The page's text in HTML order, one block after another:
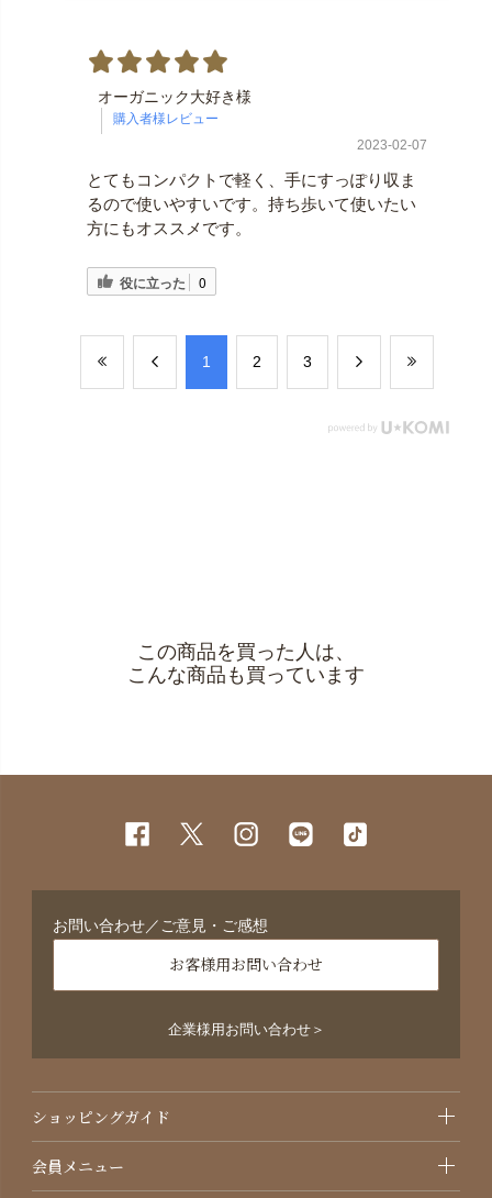
オーガニック大好き様
2023-02-07
とてもコンパクトで軽く、手にすっぽり収ま
るので使いやすいです。持ち歩いて使いたい
方にもオススメです。
役に立った 0
​1 ​2 ​3
この商品を買った人は、
こんな商品も買っています
お問い合わせ／ご意見・ご感想
お客様用お問い合わせ
企業様用お問い合わせ＞
ショッピングガイド
会員メニュー